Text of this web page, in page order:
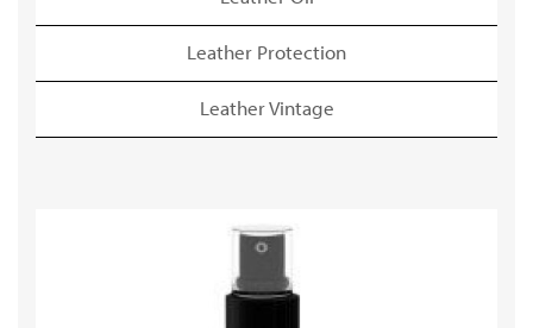
Leather Protection
Leather Vintage